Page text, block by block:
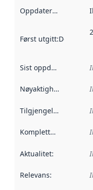
Oppdateringsfrekvens
Først utgitt:Denne
Sist oppdatert
Nøyaktighet
Tilgjengelighet
Kompletthet
Aktualitet:
Relevans: